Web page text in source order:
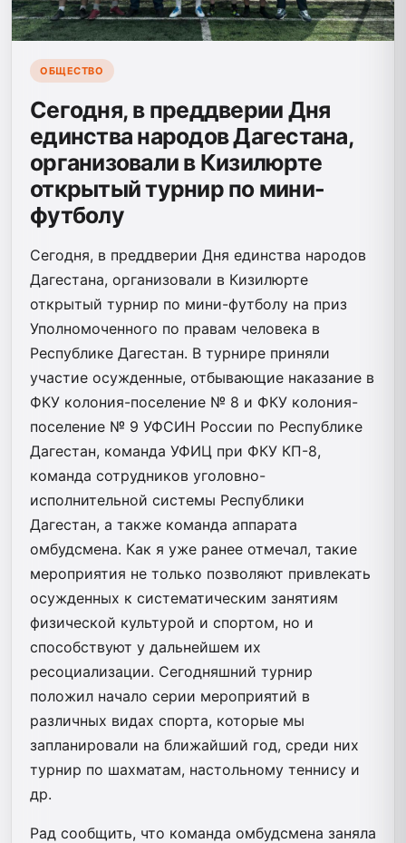
ОБЩЕСТВО
Сегодня, в преддверии Дня
единства народов Дагестана,
организовали в Кизилюрте
открытый турнир по мини-
футболу
Сегодня, в преддверии Дня единства народов
Дагестана, организовали в Кизилюрте
открытый турнир по мини-футболу на приз
Уполномоченного по правам человека в
Республике Дагестан. В турнире приняли
участие осужденные, отбывающие наказание в
ФКУ колония-поселение № 8 и ФКУ колония-
поселение № 9 УФСИН России по Республике
Дагестан, команда УФИЦ при ФКУ КП-8,
команда сотрудников уголовно-
исполнительной системы Республики
Дагестан, а также команда аппарата
омбудсмена. Как я уже ранее отмечал, такие
мероприятия не только позволяют привлекать
осужденных к систематическим занятиям
физической культурой и спортом, но и
способствуют у дальнейшем их
ресоциализации. Сегодняшний турнир
положил начало серии мероприятий в
различных видах спорта, которые мы
запланировали на ближайший год, среди них
турнир по шахматам, настольному теннису и
др.
Рад сообщить, что команда омбудсмена заняла